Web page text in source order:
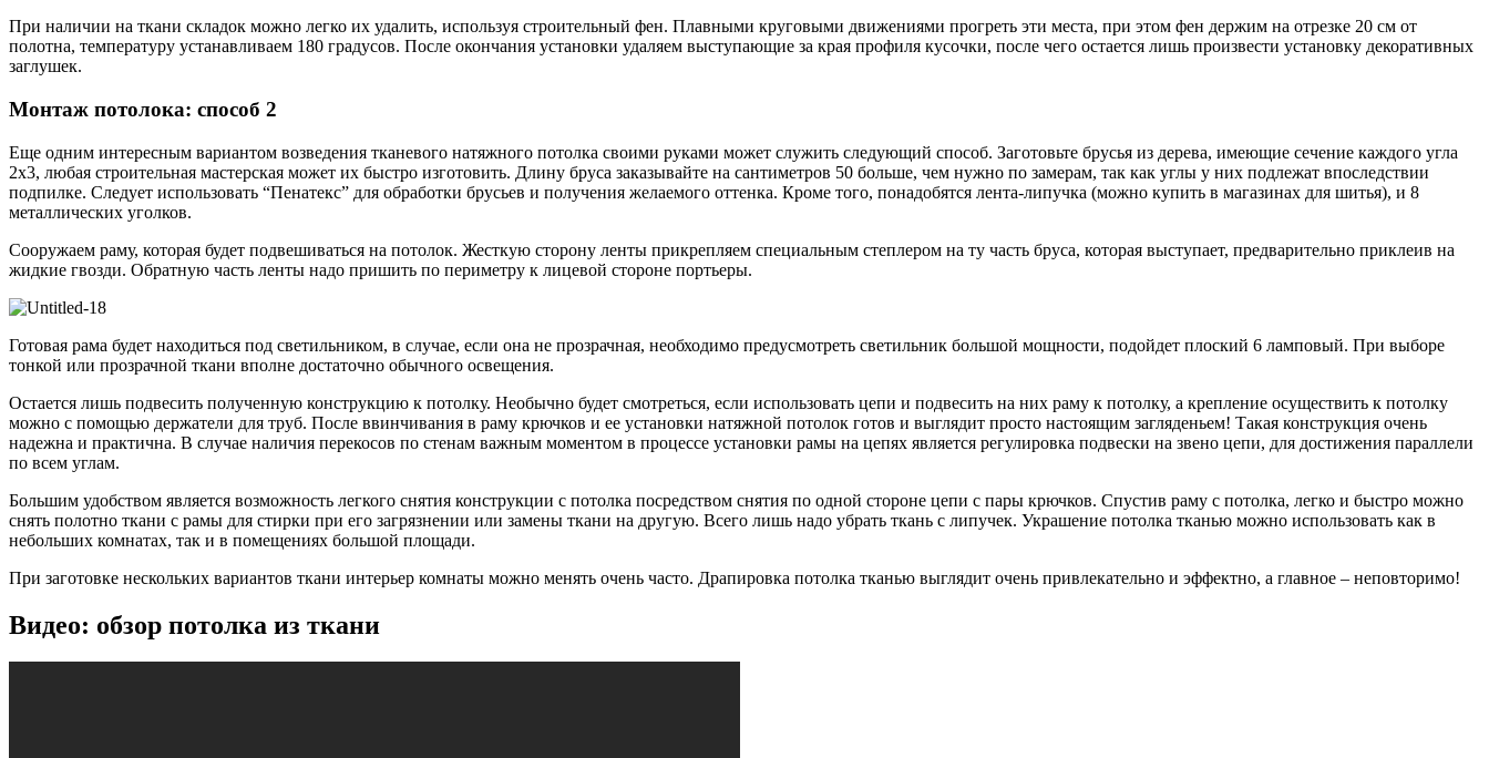
При наличии на ткани складок можно легко их удалить, используя строительный фен. Плавными круговыми движениями прогреть эти места, при этом фен держим на отрезке 20 см от
полотна, температуру устанавливаем 180 градусов. После окончания установки удаляем выступающие за края профиля кусочки, после чего остается лишь произвести установку декоративных
заглушек.
Монтаж потолока: способ 2
Еще одним интересным вариантом возведения тканевого натяжного потолка своими руками может служить следующий способ. Заготовьте брусья из дерева, имеющие сечение каждого угла
2х3, любая строительная мастерская может их быстро изготовить. Длину бруса заказывайте на сантиметров 50 больше, чем нужно по замерам, так как углы у них подлежат впоследствии
подпилке. Следует использовать “Пенатекс” для обработки брусьев и получения желаемого оттенка. Кроме того, понадобятся лента-липучка (можно купить в магазинах для шитья), и 8
металлических уголков.
Сооружаем раму, которая будет подвешиваться на потолок. Жесткую сторону ленты прикрепляем специальным степлером на ту часть бруса, которая выступает, предварительно приклеив на
жидкие гвозди. Обратную часть ленты надо пришить по периметру к лицевой стороне портьеры.
Готовая рама будет находиться под светильником, в случае, если она не прозрачная, необходимо предусмотреть светильник большой мощности, подойдет плоский 6 ламповый. При выборе
тонкой или прозрачной ткани вполне достаточно обычного освещения.
Остается лишь подвесить полученную конструкцию к потолку. Необычно будет смотреться, если использовать цепи и подвесить на них раму к потолку, а крепление осуществить к потолку
можно с помощью держатели для труб. После ввинчивания в раму крючков и ее установки натяжной потолок готов и выглядит просто настоящим загляденьем! Такая конструкция очень
надежна и практична. В случае наличия перекосов по стенам важным моментом в процессе установки рамы на цепях является регулировка подвески на звено цепи, для достижения параллели
по всем углам.
Большим удобством является возможность легкого снятия конструкции с потолка посредством снятия по одной стороне цепи с пары крючков. Спустив раму с потолка, легко и быстро можно
снять полотно ткани с рамы для стирки при его загрязнении или замены ткани на другую. Всего лишь надо убрать ткань с липучек. Украшение потолка тканью можно использовать как в
небольших комнатах, так и в помещениях большой площади.
При заготовке нескольких вариантов ткани интерьер комнаты можно менять очень часто. Драпировка потолка тканью выглядит очень привлекательно и эффектно, а главное – неповторимо!
Видео: обзор потолка из ткани